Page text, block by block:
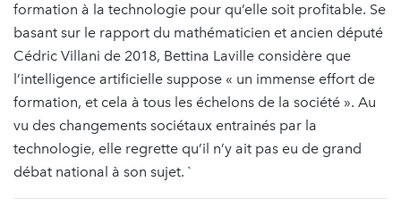
formation à la technologie pour qu’elle soit profitable. Se
basant sur le rapport du mathématicien et ancien député
Cédric Villani de 2018, Bettina Laville considère que
l’intelligence artificielle suppose « un immense effort de
formation, et cela à tous les échelons de la société ». Au
vu des changements sociétaux entrainés par la
technologie, elle regrette qu’il n’y ait pas eu de grand
débat national à son sujet. `